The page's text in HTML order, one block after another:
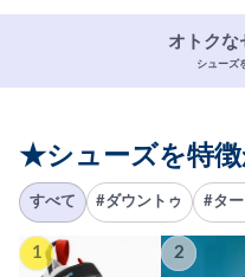
オトクな
シューズ
★シューズを特徴
すべて #ダウントゥ #タ
1 2